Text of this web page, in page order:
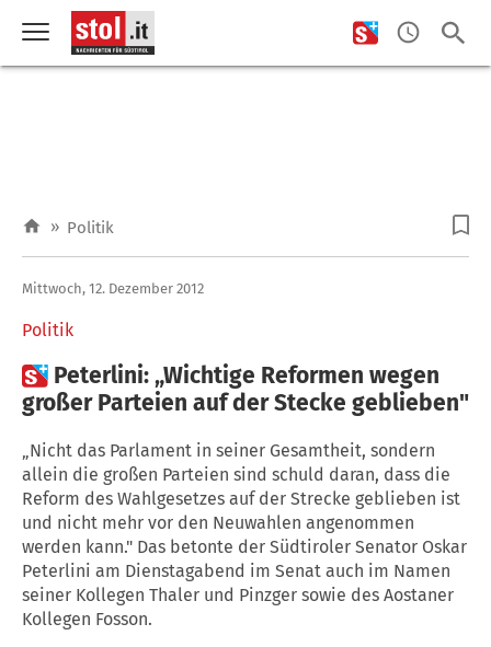
» Politik
Politik
Mittwoch, 12. Dezember 2012
 Peterlini: „Wichtige Reformen wegen
großer Parteien auf der Stecke geblieben"
„Nicht das Parlament in seiner Gesamtheit, sondern
allein die großen Parteien sind schuld daran, dass die
Reform des Wahlgesetzes auf der Strecke geblieben ist
und nicht mehr vor den Neuwahlen angenommen
werden kann." Das betonte der Südtiroler Senator Oskar
Peterlini am Dienstagabend im Senat auch im Namen
seiner Kollegen Thaler und Pinzger sowie des Aostaner
Kollegen Fosson.